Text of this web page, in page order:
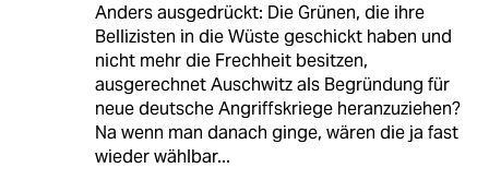
Anders ausgedrückt: Die Grünen, die ihre
Bellizisten in die Wüste geschickt haben und
nicht mehr die Frechheit besitzen,
ausgerechnet Auschwitz als Begründung für
neue deutsche Angriffskriege heranzuziehen?
Na wenn man danach ginge, wären die ja fast
wieder wählbar...